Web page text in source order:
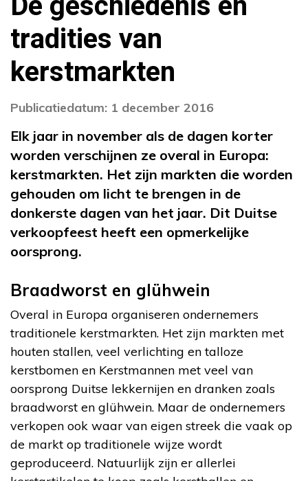
tradities van
kerstmarkten
Publicatiedatum: 1 december 2016
Elk jaar in november als de dagen korter
worden verschijnen ze overal in Europa:
kerstmarkten. Het zijn markten die worden
gehouden om licht te brengen in de
donkerste dagen van het jaar. Dit Duitse
verkoopfeest heeft een opmerkelijke
oorsprong.
Braadworst en glühwein
Overal in Europa organiseren ondernemers
traditionele kerstmarkten. Het zijn markten met
houten stallen, veel verlichting en talloze
kerstbomen en Kerstmannen met veel van
oorsprong Duitse lekkernijen en dranken zoals
braadworst en glühwein. Maar de ondernemers
verkopen ook waar van eigen streek die vaak op
de markt op traditionele wijze wordt
geproduceerd. Natuurlijk zijn er allerlei